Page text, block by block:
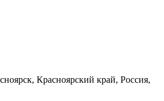
Красноярский край, Россия,